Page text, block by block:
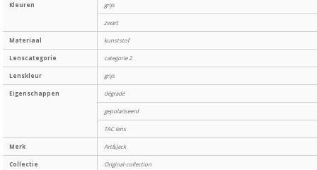
Kleuren grijs
zwart
Materiaal kunststof
Lenscategorie categorie 2
Lenskleur grijs
Eigenschappen dégradé
gepolariseerd
TAC lens
Merk Art&Jack
Collectie Original-collection